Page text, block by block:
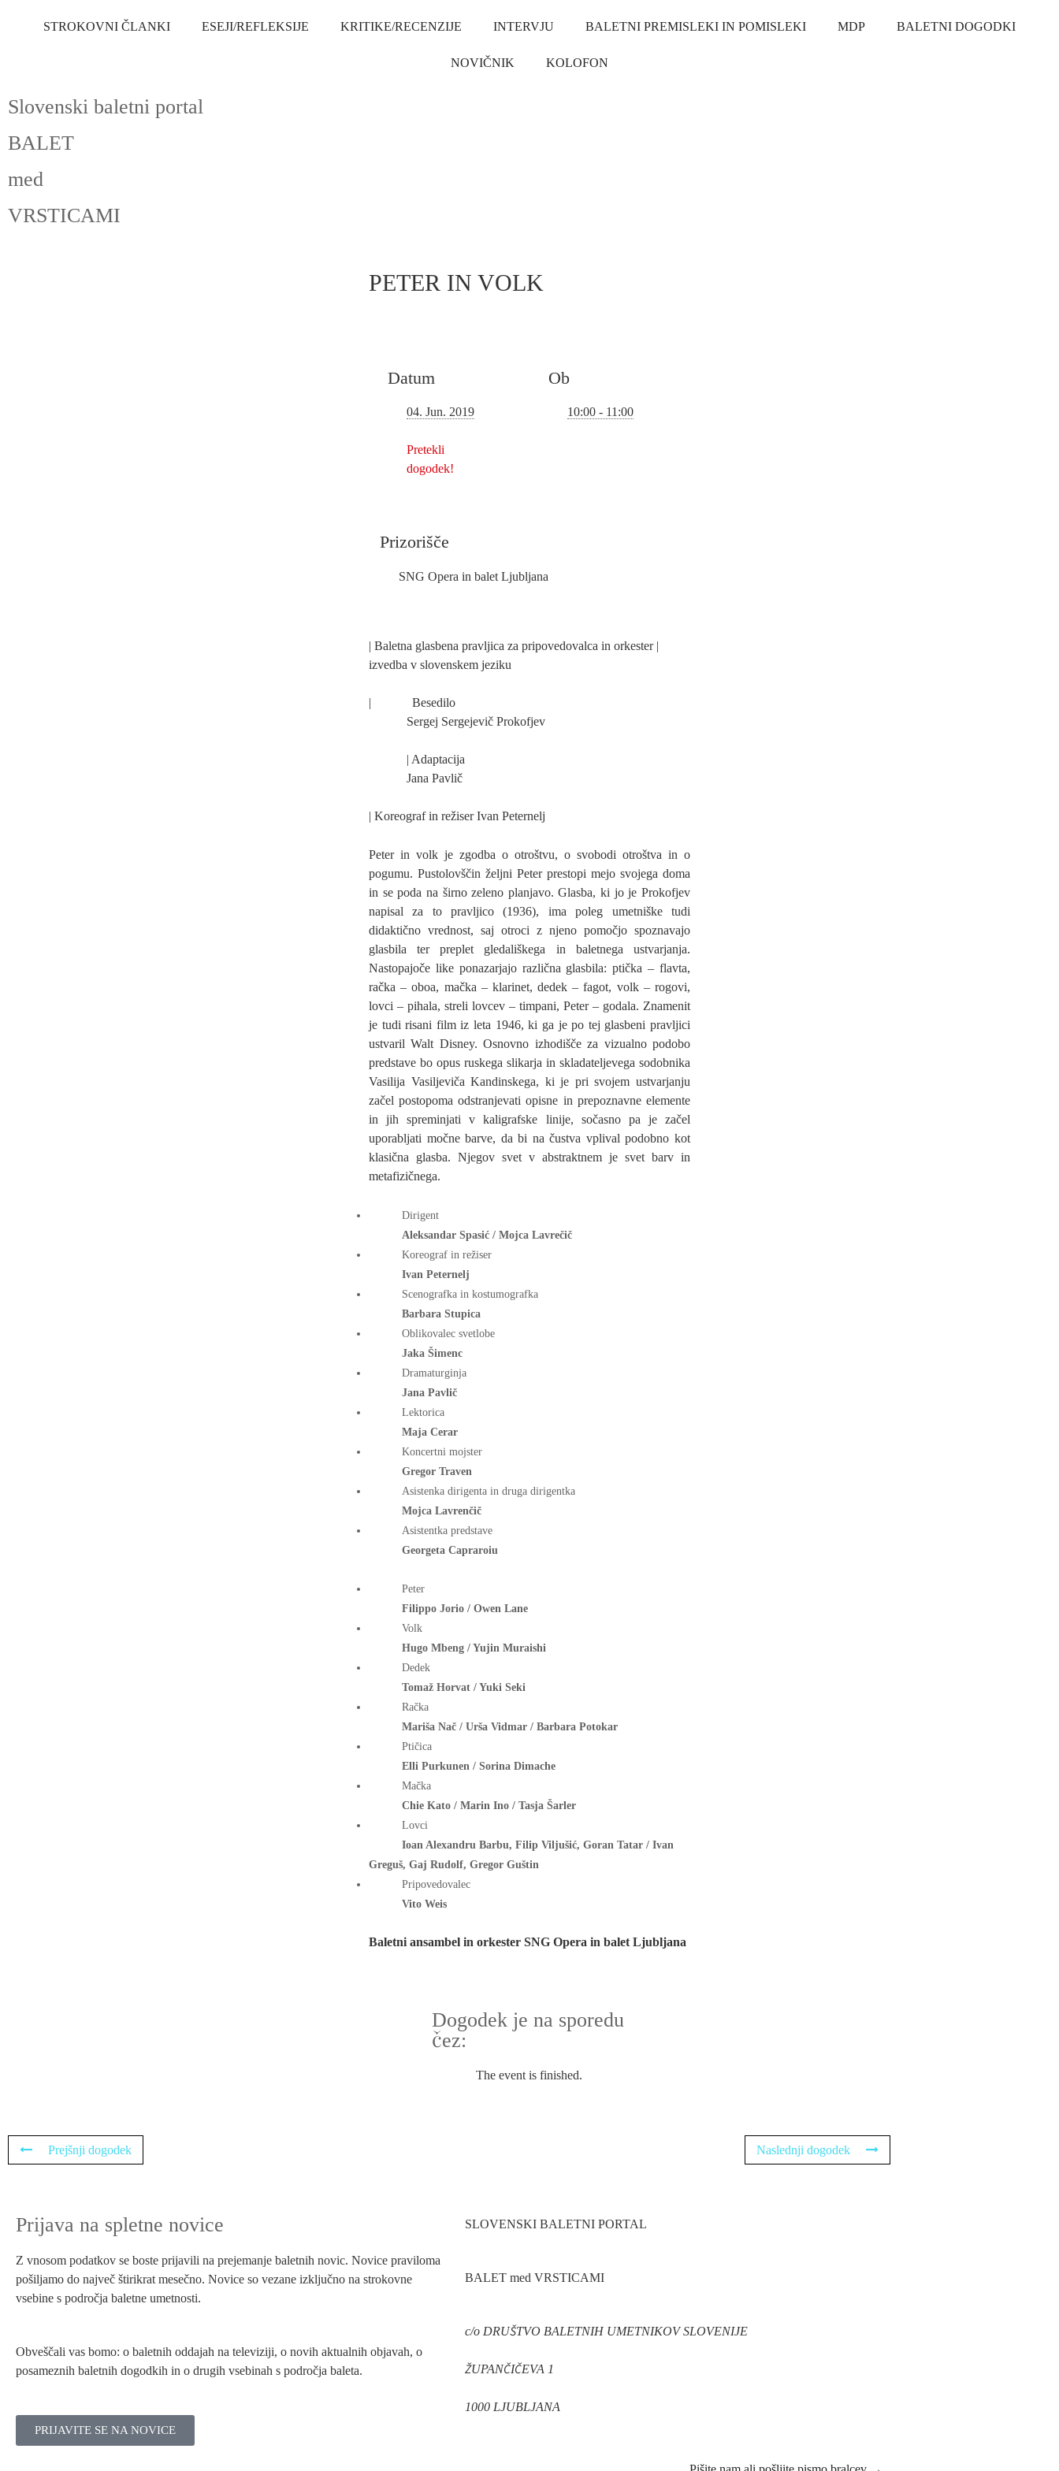
STROKOVNI ČLANKI ESEJI/REFLEKSIJE KRITIKE/RECENZIJE INTERVJU BALETNI PREMISLEKI IN POMISLEKI MDP BALETNI DOGODKI
NOVIČNIK KOLOFON
Slovenski baletni portal
BALET
med
VRSTICAMI
PETER IN VOLK
Datum
04. Jun. 2019
Pretekli
dogodek!
Ob
10:00 - 11:00
Prizorišče
SNG Opera in balet Ljubljana
| Baletna glasbena pravljica za pripovedovalca in orkester |
izvedba v slovenskem jeziku
|
Besedilo
Sergej Sergejevič Prokofjev
| Adaptacija
Jana Pavlič
| Koreograf in režiser Ivan Peternelj
Peter in volk je zgodba o otroštvu, o svobodi otroštva in o
pogumu. Pustolovščin željni Peter prestopi mejo svojega doma
in se poda na širno zeleno planjavo. Glasba, ki jo je Prokofjev
napisal za to pravljico (1936), ima poleg umetniške tudi
didaktično vrednost, saj otroci z njeno pomočjo spoznavajo
glasbila ter preplet gledališkega in baletnega ustvarjanja.
Nastopajoče like ponazarjajo različna glasbila: ptička – flavta,
račka – oboa, mačka – klarinet, dedek – fagot, volk – rogovi,
lovci – pihala, streli lovcev – timpani, Peter – godala. Znamenit
je tudi risani film iz leta 1946, ki ga je po tej glasbeni pravljici
ustvaril Walt Disney. Osnovno izhodišče za vizualno podobo
predstave bo opus ruskega slikarja in skladateljevega sodobnika
Vasilija Vasiljeviča Kandinskega, ki je pri svojem ustvarjanju
začel postopoma odstranjevati opisne in prepoznavne elemente
in jih spreminjati v kaligrafske linije, sočasno pa je začel
uporabljati močne barve, da bi na čustva vplival podobno kot
klasična glasba. Njegov svet v abstraktnem je svet barv in
metafizičnega.
Dirigent
Aleksandar Spasić / Mojca Lavrečič
Koreograf in režiser
Ivan Peternelj
Scenografka in kostumografka
Barbara Stupica
Oblikovalec svetlobe
Jaka Šimenc
Dramaturginja
Jana Pavlič
Lektorica
Maja Cerar
Koncertni mojster
Gregor Traven
Asistenka dirigenta in druga dirigentka
Mojca Lavrenčič
Asistentka predstave
Georgeta Capraroiu
Peter
Filippo Jorio / Owen Lane
Volk
Hugo Mbeng / Yujin Muraishi
Dedek
Tomaž Horvat / Yuki Seki
Račka
Mariša Nač / Urša Vidmar / Barbara Potokar
Ptičica
Elli Purkunen / Sorina Dimache
Mačka
Chie Kato / Marin Ino / Tasja Šarler
Lovci
Ioan Alexandru Barbu, Filip Viljušić, Goran Tatar / Ivan
Greguš, Gaj Rudolf, Gregor Guštin
Pripovedovalec
Vito Weis
Baletni ansambel in orkester SNG Opera in balet Ljubljana
Dogodek je na sporedu
čez:
The event is finished.
Prejšnji dogodek Naslednji dogodek
Prijava na spletne novice
Z vnosom podatkov se boste prijavili na prejemanje baletnih novic. Novice praviloma
pošiljamo do največ štirikrat mesečno. Novice so vezane izključno na strokovne
vsebine s področja baletne umetnosti.
Obveščali vas bomo: o baletnih oddajah na televiziji, o novih aktualnih objavah, o
posameznih baletnih dogodkih in o drugih vsebinah s področja baleta.
PRIJAVITE SE NA NOVICE
SLOVENSKI BALETNI PORTAL
BALET med VRSTICAMI
c/o DRUŠTVO BALETNIH UMETNIKOV SLOVENIJE
ŽUPANČIČEVA 1
1000 LJUBLJANA